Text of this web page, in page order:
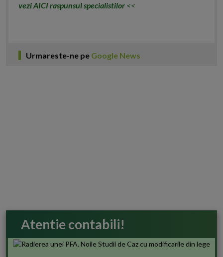
vezi AICI raspunsul specialistilor <<
Urmareste-ne pe Google News
Atentie contabili!